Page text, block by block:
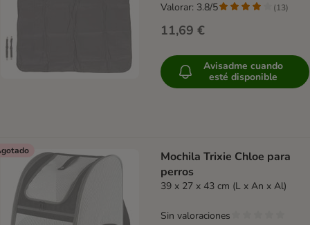
11,69 €
Valorar: 3.8/5 (13)
Avisadme cuando
esté disponible
Mochila Trixie Chloe para
perros
39 x 27 x 43 cm (L x An x Al)
Sin valoraciones